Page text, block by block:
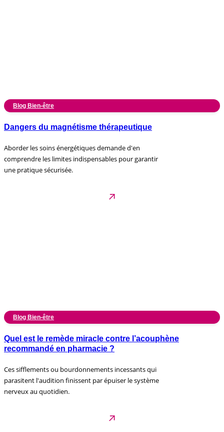
Blog Bien-être
Dangers du magnétisme thérapeutique
Aborder les soins énergétiques demande d'en
comprendre les limites indispensables pour garantir
une pratique sécurisée.
Blog Bien-être
Quel est le remède miracle contre l’acouphène
recommandé en pharmacie ?
Ces sifflements ou bourdonnements incessants qui
parasitent l'audition finissent par épuiser le système
nerveux au quotidien.